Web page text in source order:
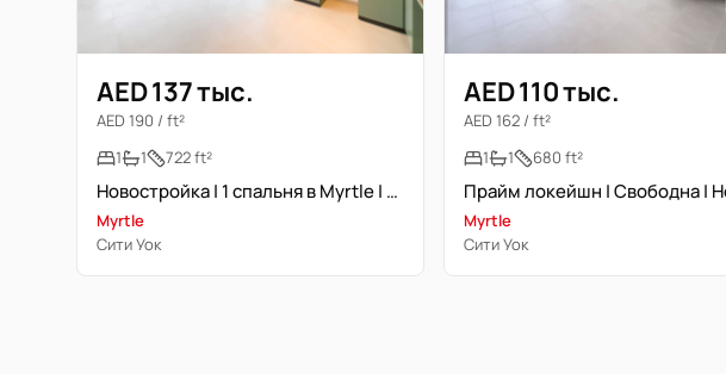
AED 137 тыс.
AED 190 / ft²
1
1 722 ft²
Новостройка | 1 спальня в Myrtle | Готово к заселению
Myrtle
Сити Уок
AED 110 тыс.
AED 162 / ft²
1
1 680 ft²
Myrtle
Сити Уок